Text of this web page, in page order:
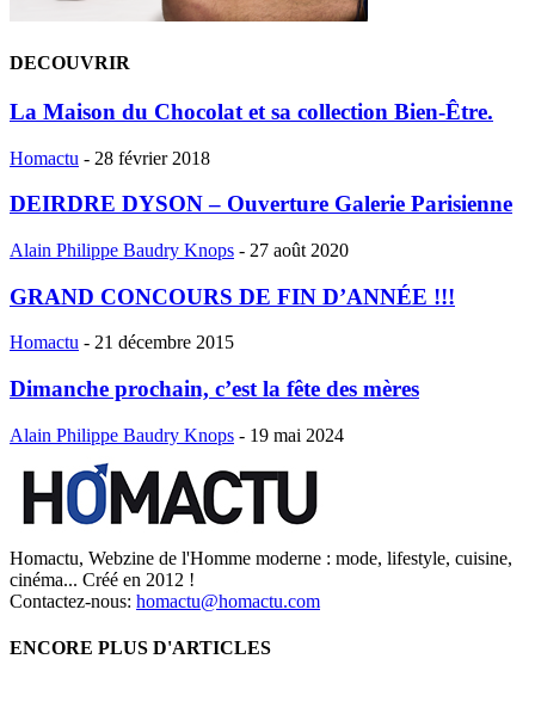
DECOUVRIR
La Maison du Chocolat et sa collection Bien-Être.
Homactu - 28 février 2018
DEIRDRE DYSON – Ouverture Galerie Parisienne
Alain Philippe Baudry Knops - 27 août 2020
GRAND CONCOURS DE FIN D’ANNÉE !!!
Homactu - 21 décembre 2015
Dimanche prochain, c’est la fête des mères
Alain Philippe Baudry Knops - 19 mai 2024
Homactu, Webzine de l'Homme moderne : mode, lifestyle, cuisine,
cinéma... Créé en 2012 !
Contactez-nous: homactu@homactu.com
ENCORE PLUS D'ARTICLES